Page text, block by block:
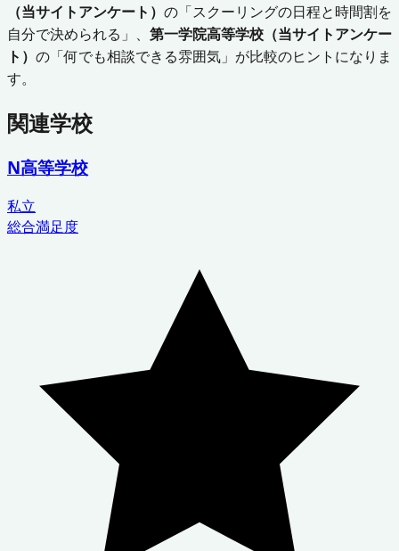
（当サイトアンケート） の「スクーリングの日程と時間割を
自分で決められる」、 第一学院高等学校（当サイトアンケー
ト） の「何でも相談できる雰囲気」が比較のヒントになりま
す。
関連学校
N高等学校
私立
総合満足度